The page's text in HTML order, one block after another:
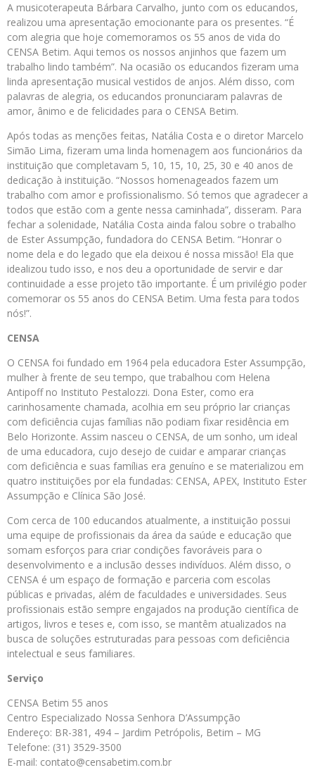
A musicoterapeuta Bárbara Carvalho, junto com os educandos,
realizou uma apresentação emocionante para os presentes. “É
com alegria que hoje comemoramos os 55 anos de vida do
CENSA Betim. Aqui temos os nossos anjinhos que fazem um
trabalho lindo também”. Na ocasião os educandos fizeram uma
linda apresentação musical vestidos de anjos. Além disso, com
palavras de alegria, os educandos pronunciaram palavras de
amor, ânimo e de felicidades para o CENSA Betim.
Após todas as menções feitas, Natália Costa e o diretor Marcelo
Simão Lima, fizeram uma linda homenagem aos funcionários da
instituição que completavam 5, 10, 15, 10, 25, 30 e 40 anos de
dedicação à instituição. “Nossos homenageados fazem um
trabalho com amor e profissionalismo. Só temos que agradecer a
todos que estão com a gente nessa caminhada”, disseram. Para
fechar a solenidade, Natália Costa ainda falou sobre o trabalho
de Ester Assumpção, fundadora do CENSA Betim. “Honrar o
nome dela e do legado que ela deixou é nossa missão! Ela que
idealizou tudo isso, e nos deu a oportunidade de servir e dar
continuidade a esse projeto tão importante. É um privilégio poder
comemorar os 55 anos do CENSA Betim. Uma festa para todos
nós!”.
CENSA
O CENSA foi fundado em 1964 pela educadora Ester Assumpção,
mulher à frente de seu tempo, que trabalhou com Helena
Antipoff no Instituto Pestalozzi. Dona Ester, como era
carinhosamente chamada, acolhia em seu próprio lar crianças
com deficiência cujas famílias não podiam fixar residência em
Belo Horizonte. Assim nasceu o CENSA, de um sonho, um ideal
de uma educadora, cujo desejo de cuidar e amparar crianças
com deficiência e suas famílias era genuíno e se materializou em
quatro instituições por ela fundadas: CENSA, APEX, Instituto Ester
Assumpção e Clínica São José.
Com cerca de 100 educandos atualmente, a instituição possui
uma equipe de profissionais da área da saúde e educação que
somam esforços para criar condições favoráveis para o
desenvolvimento e a inclusão desses indivíduos. Além disso, o
CENSA é um espaço de formação e parceria com escolas
públicas e privadas, além de faculdades e universidades. Seus
profissionais estão sempre engajados na produção científica de
artigos, livros e teses e, com isso, se mantêm atualizados na
busca de soluções estruturadas para pessoas com deficiência
intelectual e seus familiares.
Serviço
CENSA Betim 55 anos
Centro Especializado Nossa Senhora D’Assumpção
Endereço: BR-381, 494 – Jardim Petrópolis, Betim – MG
Telefone: (31) 3529-3500
E-mail: contato@censabetim.com.br